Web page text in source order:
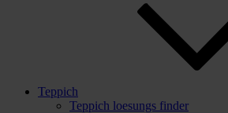
Teppich
Teppich loesungs finder